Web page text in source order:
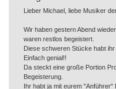
Lieber Michael, liebe Musiker
Wir haben gestern Abend
waren restlos begeistert.
Diese schweren Stücke habt
Einfach genial!!
Da steckt eine große Portion
Begeisterung.
Ihr habt ja mit eurem